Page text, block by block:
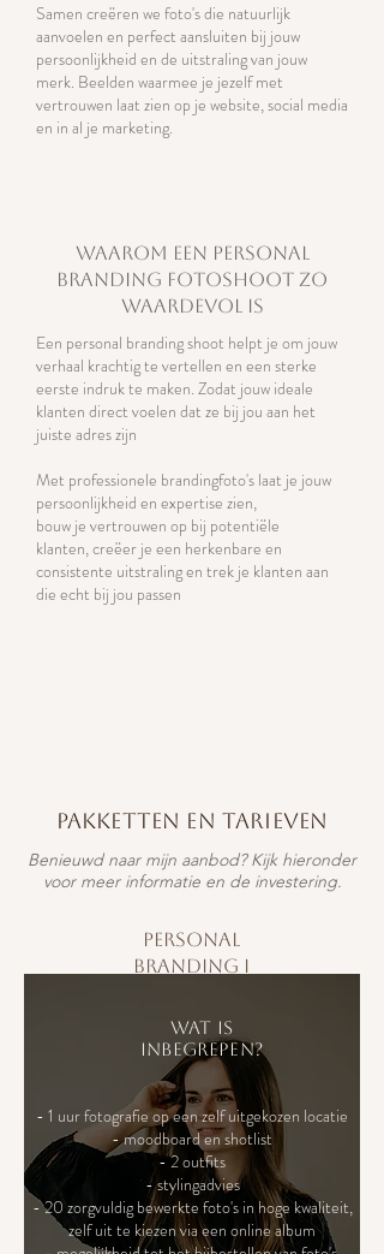
Samen creëren we foto's die natuurlijk
aanvoelen en perfect aansluiten bij jouw
persoonlijkheid en de uitstraling van jouw
merk. Beelden waarmee je jezelf met
vertrouwen laat zien op je website, social media
en in al je marketing.
waarom een personal
branding fotoshoot zo
waardevol is
Een personal branding shoot helpt je om jouw
verhaal krachtig te vertellen en een sterke
eerste indruk te maken. Zodat jouw ideale
klanten direct voelen dat ze bij jou aan het
juiste adres zijn
Met professionele brandingfoto's laat je jouw
persoonlijkheid en expertise zien,
bouw je vertrouwen op bij potentiële
klanten,creëer je een herkenbare en
consistente uitstraling en trek je klanten aan
die echt bij jou passen
pakketten en tarieven
Benieuwd naar mijn aanbod? Kijk hieronder
voor meer informatie en de investering.
personal
branding I
Wat is
inbegrepen?
- 1 uur fotografie op een zelf uitgekozen locatie
- moodboard en shotlist
- 2 outfits
- stylingadvies
- 20 zorgvuldig bewerkte foto's in hoge kwaliteit,
zelf uit te kiezen via een online album